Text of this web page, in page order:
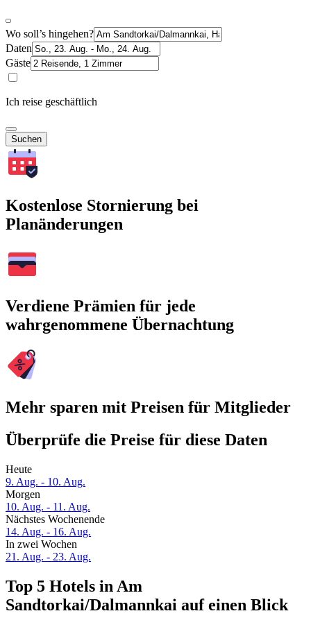
Wo soll’s hingehen?
Daten
Gäste
Ich reise geschäftlich
Suchen
Kostenlose Stornierung bei
Planänderungen
Verdiene Prämien für jede
wahrgenommene Übernachtung
Mehr sparen mit Preisen für Mitglieder
Überprüfe die Preise für diese Daten
Heute
9. Aug. - 10. Aug.
Morgen
10. Aug. - 11. Aug.
Nächstes Wochenende
14. Aug. - 16. Aug.
In zwei Wochen
21. Aug. - 23. Aug.
Top 5 Hotels in Am
Sandtorkai/Dalmannkai auf einen Blick